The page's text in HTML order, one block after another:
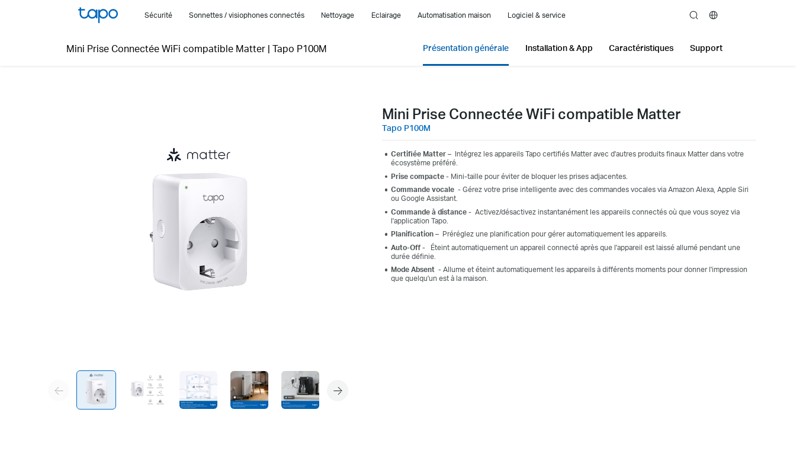
Sécurité Sonnettes / visiophones connectés Nettoyage Eclairage Automatisation maison Logiciel & service search
Mini Prise Connectée WiFi compatible Matter | Tapo P100M Présentation générale Installation & App Caractéristiques Support
Mini Prise Connectée WiFi compatible Matter
Tapo P100M
Certifiée Matter –Intégrez les appareils Tapo certifiés Matter avec d'autres produits finaux Matter dans votre
écosystème préféré.
Prise compacte -Mini-taille pour éviter de bloquer les prises adjacentes.
Commande vocale- Gérez votre prise intelligente avec des commandes vocales via Amazon Alexa, Apple Siri
ou Google Assistant.
Commande à distance -Activez/désactivez instantanément les appareils connectés où que vous soyez via
l'application Tapo.
Planification –Préréglez une planification pour gérer automatiquement les appareils.
Auto-Off -
Éteint automatiquement un appareil connecté après que l'appareil est laissé allumé pendant une
durée définie.
Mode Absent- Allume et éteint automatiquement les appareils à différents moments pour donner l'impression
que quelqu'un est à la maison.